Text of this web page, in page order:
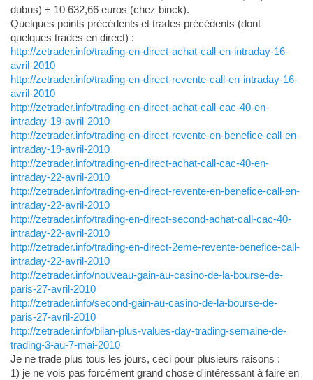
dubus) + 10 632,66 euros (chez binck).
Quelques points précédents et trades précédents (dont
quelques trades en direct) :
http://zetrader.info/trading-en-direct-achat-call-en-intraday-16-
avril-2010
http://zetrader.info/trading-en-direct-revente-call-en-intraday-16-
avril-2010
http://zetrader.info/trading-en-direct-achat-call-cac-40-en-
intraday-19-avril-2010
http://zetrader.info/trading-en-direct-revente-en-benefice-call-en-
intraday-19-avril-2010
http://zetrader.info/trading-en-direct-achat-call-cac-40-en-
intraday-22-avril-2010
http://zetrader.info/trading-en-direct-revente-en-benefice-call-en-
intraday-22-avril-2010
http://zetrader.info/trading-en-direct-second-achat-call-cac-40-
intraday-22-avril-2010
http://zetrader.info/trading-en-direct-2eme-revente-benefice-call-
intraday-22-avril-2010
http://zetrader.info/nouveau-gain-au-casino-de-la-bourse-de-
paris-27-avril-2010
http://zetrader.info/second-gain-au-casino-de-la-bourse-de-
paris-27-avril-2010
http://zetrader.info/bilan-plus-values-day-trading-semaine-de-
trading-3-au-7-mai-2010
Je ne trade plus tous les jours, ceci pour plusieurs raisons :
1) je ne vois pas forcément grand chose d'intéressant à faire en